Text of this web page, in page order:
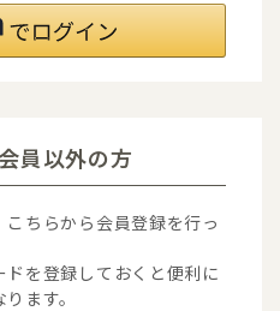
員以外の方
ちらから会員登録を行っ
を登録しておくと便利に
ます。